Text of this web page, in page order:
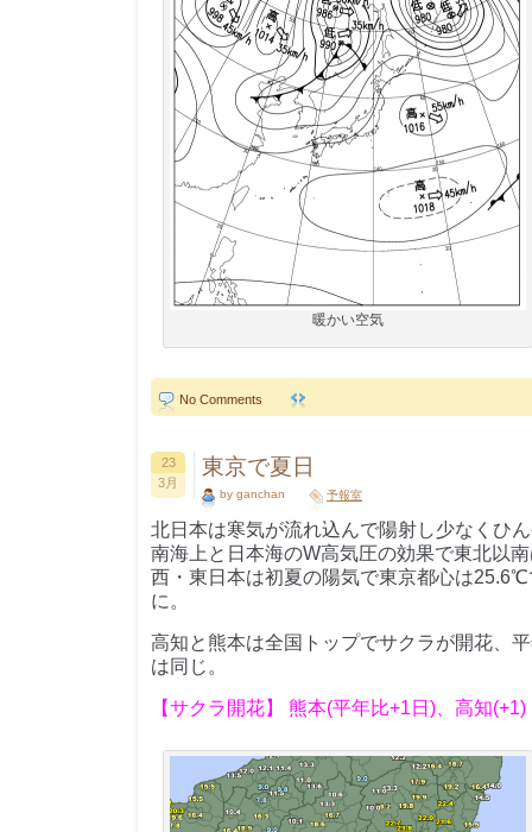
暖かい空気
No Comments
23
3月
東京で夏日
by ganchan 予報室
北日本は寒気が流れ込んで陽射し少なくひ
南海上と日本海のW高気圧の効果で東北以
西・東日本は初夏の陽気で東京都心は
に。
高知と熊本は全国トップでサクラが開花、
は同じ。
【サクラ開花】 熊本(平年比+1日)、高知(+1)